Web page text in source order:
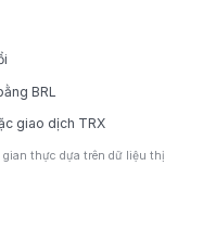
BRL
giao dịch TRX
gian thực dựa trên dữ liệu thị